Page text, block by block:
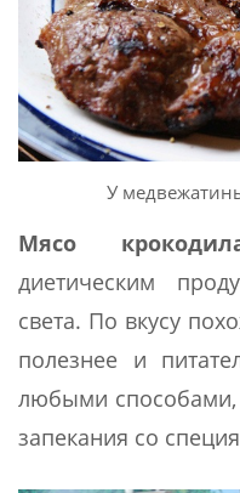
У
Мясо
диетическим
света. По вкусу
полезнее и
любыми способами,
запекания со